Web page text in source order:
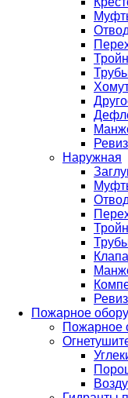
Наружная
Пожарное
Пожарное